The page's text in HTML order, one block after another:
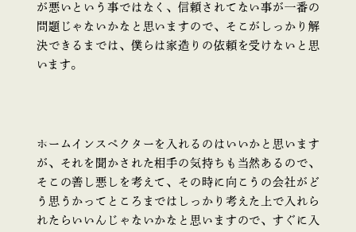
が悪いという事ではなく、信頼されてない事が一番の
問題じゃないかなと思いますので、そこがしっかり解
決できるまでは、僕らは家造りの依頼を受けないと思
います。
ホームインスペクターを入れるのはいいかと思います
が、それを聞かされた相手の気持ちも当然あるので、
そこの善し悪しを考えて、その時に向こうの会社がど
う思うかってところまではしっかり考えた上で入れら
れたらいいんじゃないかなと思いますので、すぐに入